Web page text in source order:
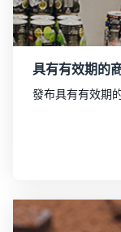
具有有效期的
發布具有有效期